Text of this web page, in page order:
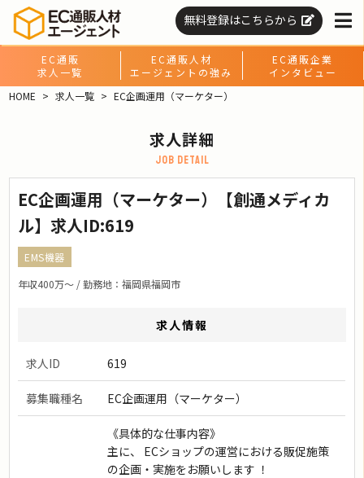
無料登録はこちらから
EC通販
求人一覧
EC通販人材
エージェントの強み
EC通販企業
インタビュー
HOME
求人一覧 EC企画運用（マーケター）
求人詳細
job detail
EC企画運用（マーケター）【創通メディカ
ル】求人ID:619
EMS機器
年収400万〜 / 勤務地：福岡県福岡市
求人情報
求人ID 619
募集職種名 EC企画運用（マーケター）
《具体的な仕事内容》
主に、 ECショップの運営における販促施策
の企画・実施をお願いします ！